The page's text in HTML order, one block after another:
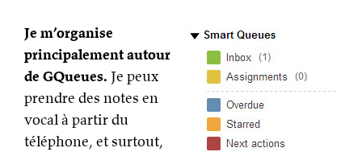
Je m’organise
principalement autour
de GQueues. Je peux
prendre des notes en
vocal à partir du
téléphone, et surtout,